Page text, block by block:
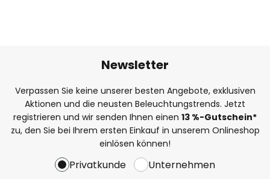
Newsletter
Verpassen Sie keine unserer besten Angebote, exklusiven
Aktionen und die neusten Beleuchtungstrends. Jetzt
registrieren und wir senden Ihnen einen 13 %-Gutschein*
zu, den Sie bei Ihrem ersten Einkauf in unserem Onlineshop
einlösen können!
Privatkunde Unternehmen